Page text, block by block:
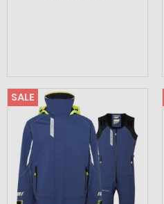
SALE